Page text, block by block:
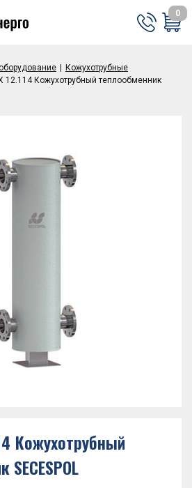
0
Кожухотрубные
12.114 Кожухотрубный теплообменник
Кожухотрубный